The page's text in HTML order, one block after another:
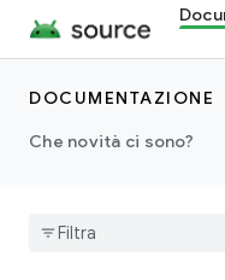
DOCUMENTAZIONE
Che novità ci sono?